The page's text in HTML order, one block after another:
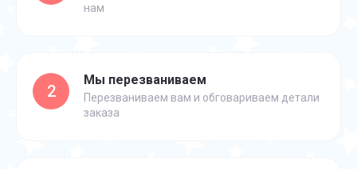
нам
2
Мы перезваниваем
Перезваниваем вам и обговариваем детали
заказа